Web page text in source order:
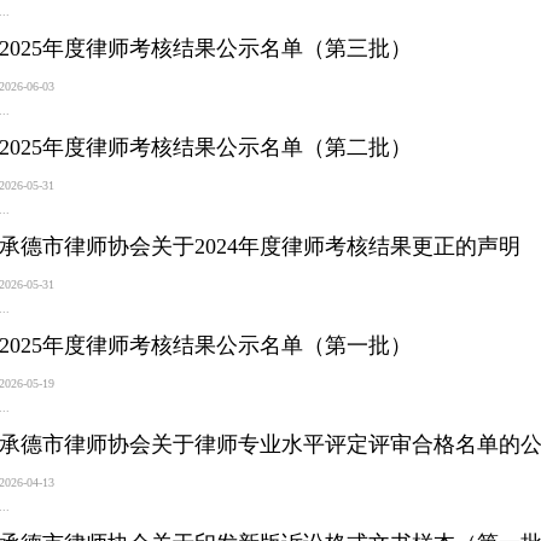
2025年度律师考核结果公示名单（第三批）
2026-06-03
2025年度律师考核结果公示名单（第二批）
2026-05-31
承德市律师协会关于2024年度律师考核结果更正的声明
2026-05-31
2025年度律师考核结果公示名单（第一批）
2026-05-19
承德市律师协会关于律师专业水平评定评审合格名单的
2026-04-13